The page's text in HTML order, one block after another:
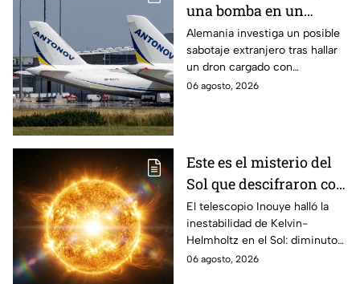
una bomba en un
aeropuerto de
Alemania: no explotó
por falla técnica
Alemania investiga un posible
sabotaje extranjero tras hallar
un dron cargado con
explosivos en el aeropuerto de
06 agosto, 2026
Este es el misterio del
Sol que descifraron con
un telescopio en
Hawái: explica las
tormentas solares que
afectan a la Tierra
El telescopio Inouye halló la
inestabilidad de Kelvin-
Helmholtz en el Sol: diminutos
remolinos que explicarían el
06 agosto, 2026